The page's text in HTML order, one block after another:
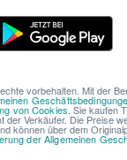
vorbehalten. Mit der
von Cookies . Sie kaufen
der Verkäufer. Die Preise
können über dem
der Allgemeinen